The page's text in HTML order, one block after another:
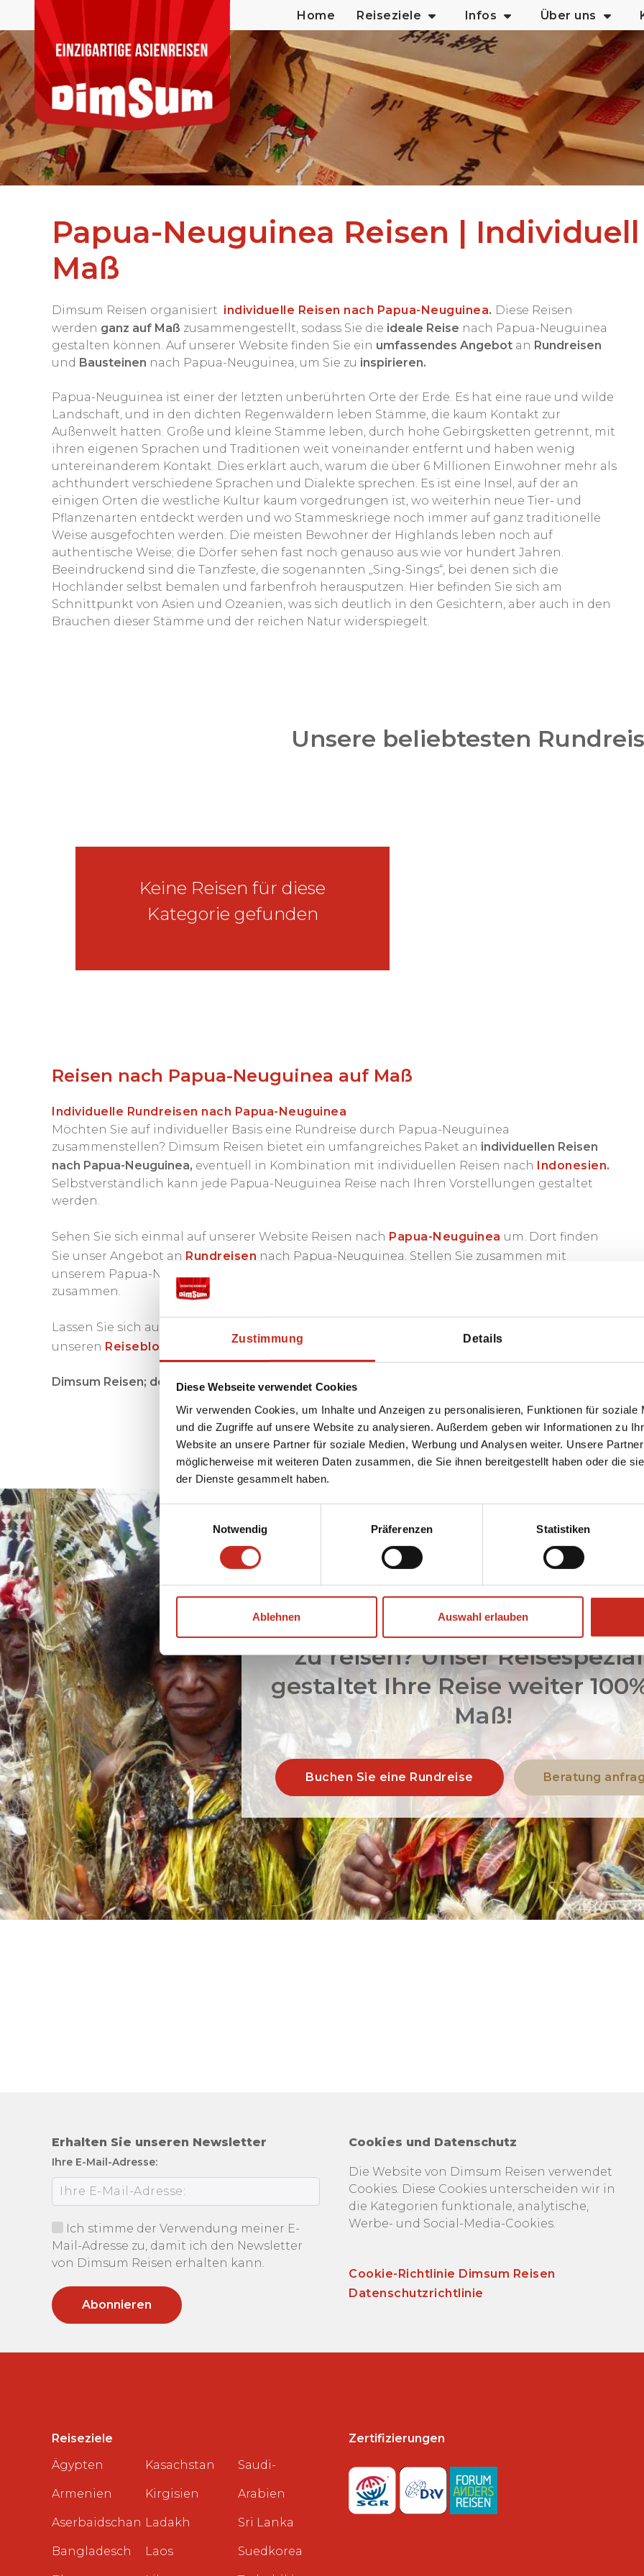
Zustimmung Details
Diese Webseite verwendet Cookies
Wir verwenden Cookies, um Inhalte und Anzeigen zu personalisieren, Funktionen für soziale
und die Zugriffe auf unsere Website zu analysieren. Außerdem geben wir Informationen zu
Website an unsere Partner für soziale Medien, Werbung und Analysen weiter. Unsere
möglicherweise mit weiteren Daten zusammen, die Sie ihnen bereitgestellt haben oder die
der Dienste gesammelt haben.
Notwendig
Präferenzen Statistiken
Ablehnen Auswahl erlauben
Home Reiseziele Infos Über uns
Papua-Neuguinea Reisen |
Maß
Dimsum Reisen organisiert individuelle Reisen nach Papua-Neuguinea. Diese Reisen
werden ganz auf Maß zusammengestellt, sodass Sie die ideale Reise nach Papua-Neuguinea
gestalten können. Auf unserer Website finden Sie ein umfassendes Angebot an Rundreisen
und Bausteinen nach Papua-Neuguinea, um Sie zu inspirieren.
Papua-Neuguinea ist einer der letzten unberührten Orte der Erde. Es hat eine raue und wilde
Landschaft, und in den dichten Regenwäldern leben Stämme, die kaum Kontakt zur
Außenwelt hatten. Große und kleine Stämme leben, durch hohe Gebirgsketten getrennt, mit
ihren eigenen Sprachen und Traditionen weit voneinander entfernt und haben wenig
untereinanderem Kontakt. Dies erklärt auch, warum die über 6 Millionen Einwohner mehr als
achthundert verschiedene Sprachen und Dialekte sprechen. Es ist eine Insel, auf der an
einigen Orten die westliche Kultur kaum vorgedrungen ist, wo weiterhin neue Tier- und
Pflanzenarten entdeckt werden und wo Stammeskriege noch immer auf ganz traditionelle
Weise ausgefochten werden. Die meisten Bewohner der Highlands leben noch auf
authentische Weise; die Dörfer sehen fast noch genauso aus wie vor hundert Jahren.
Beeindruckend sind die Tanzfeste, die sogenannten „Sing-Sings“, bei denen sich die
Hochländer selbst bemalen und farbenfroh herausputzen. Hier befinden Sie sich am
Schnittpunkt von Asien und Ozeanien, was sich deutlich in den Gesichtern, aber auch in den
Bräuchen dieser Stämme und der reichen Natur widerspiegelt.
Unsere beliebtesten
Keine Reisen für diese
Kategorie gefunden
Reisen nach Papua-Neuguinea auf Maß
Individuelle Rundreisen nach Papua-Neuguinea
Möchten Sie auf individueller Basis eine Rundreise durch Papua-Neuguinea
zusammenstellen? Dimsum Reisen bietet ein umfangreiches Paket an individuellen Reisen
nach Papua-Neuguinea, eventuell in Kombination mit individuellen Reisen nach Indonesien.
Selbstverständlich kann jede Papua-Neuguinea Reise nach Ihren Vorstellungen gestaltet
werden.
Sehen Sie sich einmal auf unserer Website Reisen nach Papua-Neuguinea um. Dort finden
Sie unser Angebot an Rundreisen nach Papua-Neuguinea. Stellen Sie zusammen mit
unserem Papua-Neuguinea-Reisespezialisten Ihre
zusammen.
Lassen Sie sich auch einmal inspirieren von unseren
unseren Reiseblogs über Papua-Neuguinea.
Dimsum Reisen; der Ferien-Spezialist für Ihre ideale
Bereit, um nach Papua-
zu reisen? Unser
gestaltet Ihre Reise weiter
Maß!
Buchen Sie eine Rundreise Beratung
Erhalten Sie unseren Newsletter
Ihre E-Mail-Adresse:
Ich stimme der Verwendung meiner E-
Mail-Adresse zu, damit ich den Newsletter
von Dimsum Reisen erhalten kann.
Cookies und Datenschutz
Die Website von Dimsum Reisen verwendet
Cookies. Diese Cookies unterscheiden wir in
die Kategorien funktionale, analytische,
Werbe- und Social-Media-Cookies.
Cookie-Richtlinie Dimsum Reisen
Datenschutzrichtlinie
Reiseziele
Ägypten
Armenien
Aserbaidschan
Bangladesch
Kasachstan
Kirgisien
Ladakh
Laos
Saudi-
Arabien
Sri Lanka
Suedkorea
Zertifizierungen